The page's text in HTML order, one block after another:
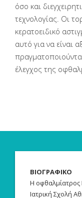
όσο και
τεχνολογίας. Οι
κερατοειδικό
αυτό για να είναι
έλεγχος της
ΒΙΟΓΡΑΦΙΚΟ
Η οφθαλμίατρος
Ιατρική Σχολή